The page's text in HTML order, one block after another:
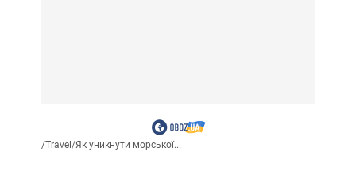
/Travel/Як уникнути морської...